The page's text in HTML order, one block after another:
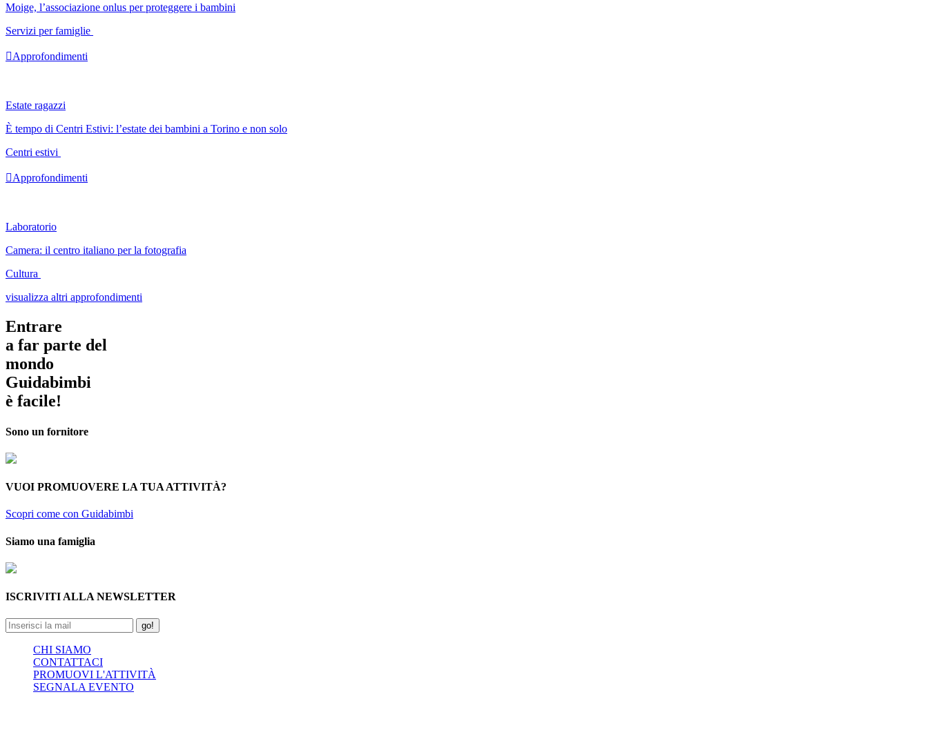
Moige, l’associazione onlus per proteggere i bambini
Servizi per famiglie
Approfondimenti
Estate ragazzi
È tempo di Centri Estivi: l’estate dei bambini a Torino e non solo
Centri estivi
Approfondimenti
Laboratorio
Camera: il centro italiano per la fotografia
Cultura
visualizza altri approfondimenti
Entrare
a far parte del
mondo
Guidabimbi
è facile!
Sono un fornitore
VUOI PROMUOVERE LA TUA ATTIVITÀ?
Scopri come con Guidabimbi
Siamo una famiglia
ISCRIVITI ALLA NEWSLETTER
go!
CHI SIAMO
CONTATTACI
PROMUOVI L'ATTIVITÀ
SEGNALA EVENTO